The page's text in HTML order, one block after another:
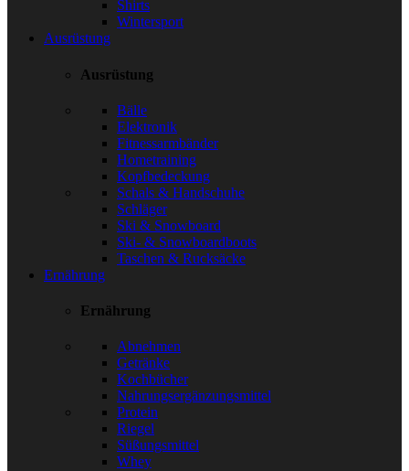
Shirts
Wintersport
Ausrüstung
Ausrüstung
Bälle
Elektronik
Fitnessarmbänder
Hometraining
Kopfbedeckung
Schals & Handschuhe
Schläger
Ski & Snowboard
Ski- & Snowboardboots
Taschen & Rucksäcke
Ernährung
Ernährung
Abnehmen
Getränke
Kochbücher
Nahrungsergänzungsmittel
Protein
Riegel
Süßungsmittel
Whey